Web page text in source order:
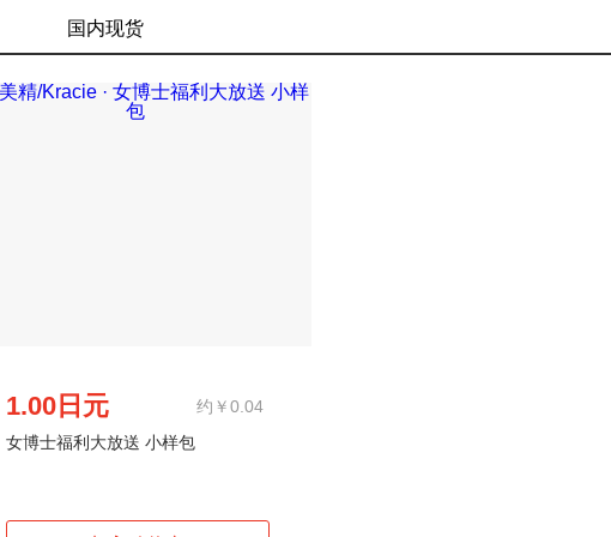
国内现货
1.00日元
约￥0.04
女博士福利大放送 小样包